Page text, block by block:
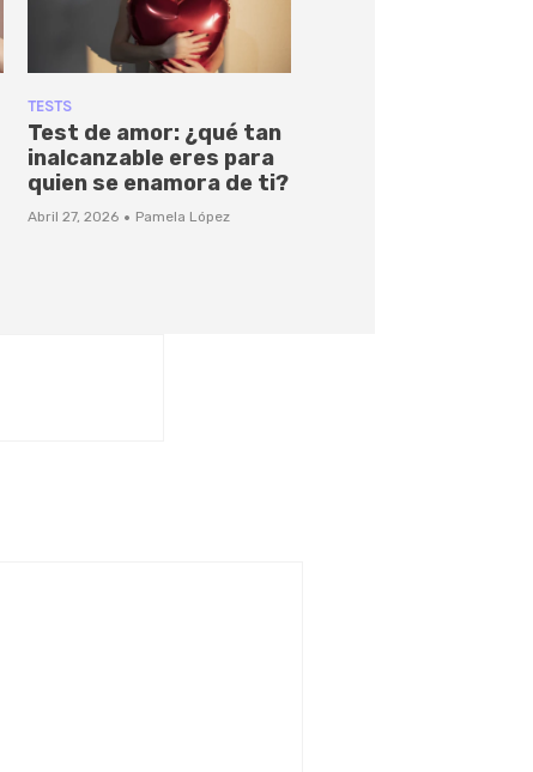
TESTS
Test de amor: ¿qué tan
inalcanzable eres para
quien se enamora de ti?
Abril 27, 2026 · Pamela López